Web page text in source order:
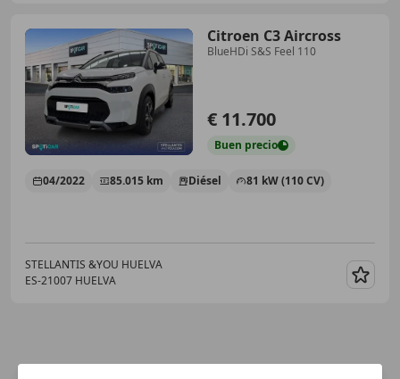
Citroen C3 Aircross
BlueHDi S&S Feel 110
€ 11.700
Buen precio
04/2022 85.015 km Diésel 81 kW (110 CV)
STELLANTIS &YOU HUELVA
ES-21007 HUELVA